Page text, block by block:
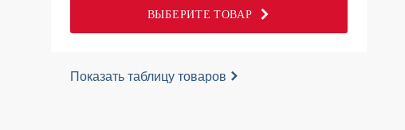
ВЫБЕРИТЕ ТОВАР
Показать таблицу товаров